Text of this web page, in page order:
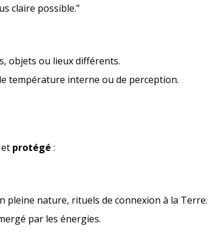
claire possible.”
objets ou lieux différents.
température interne ou de perception.
et protégé :
pleine nature, rituels de connexion à la Terre.
par les énergies.